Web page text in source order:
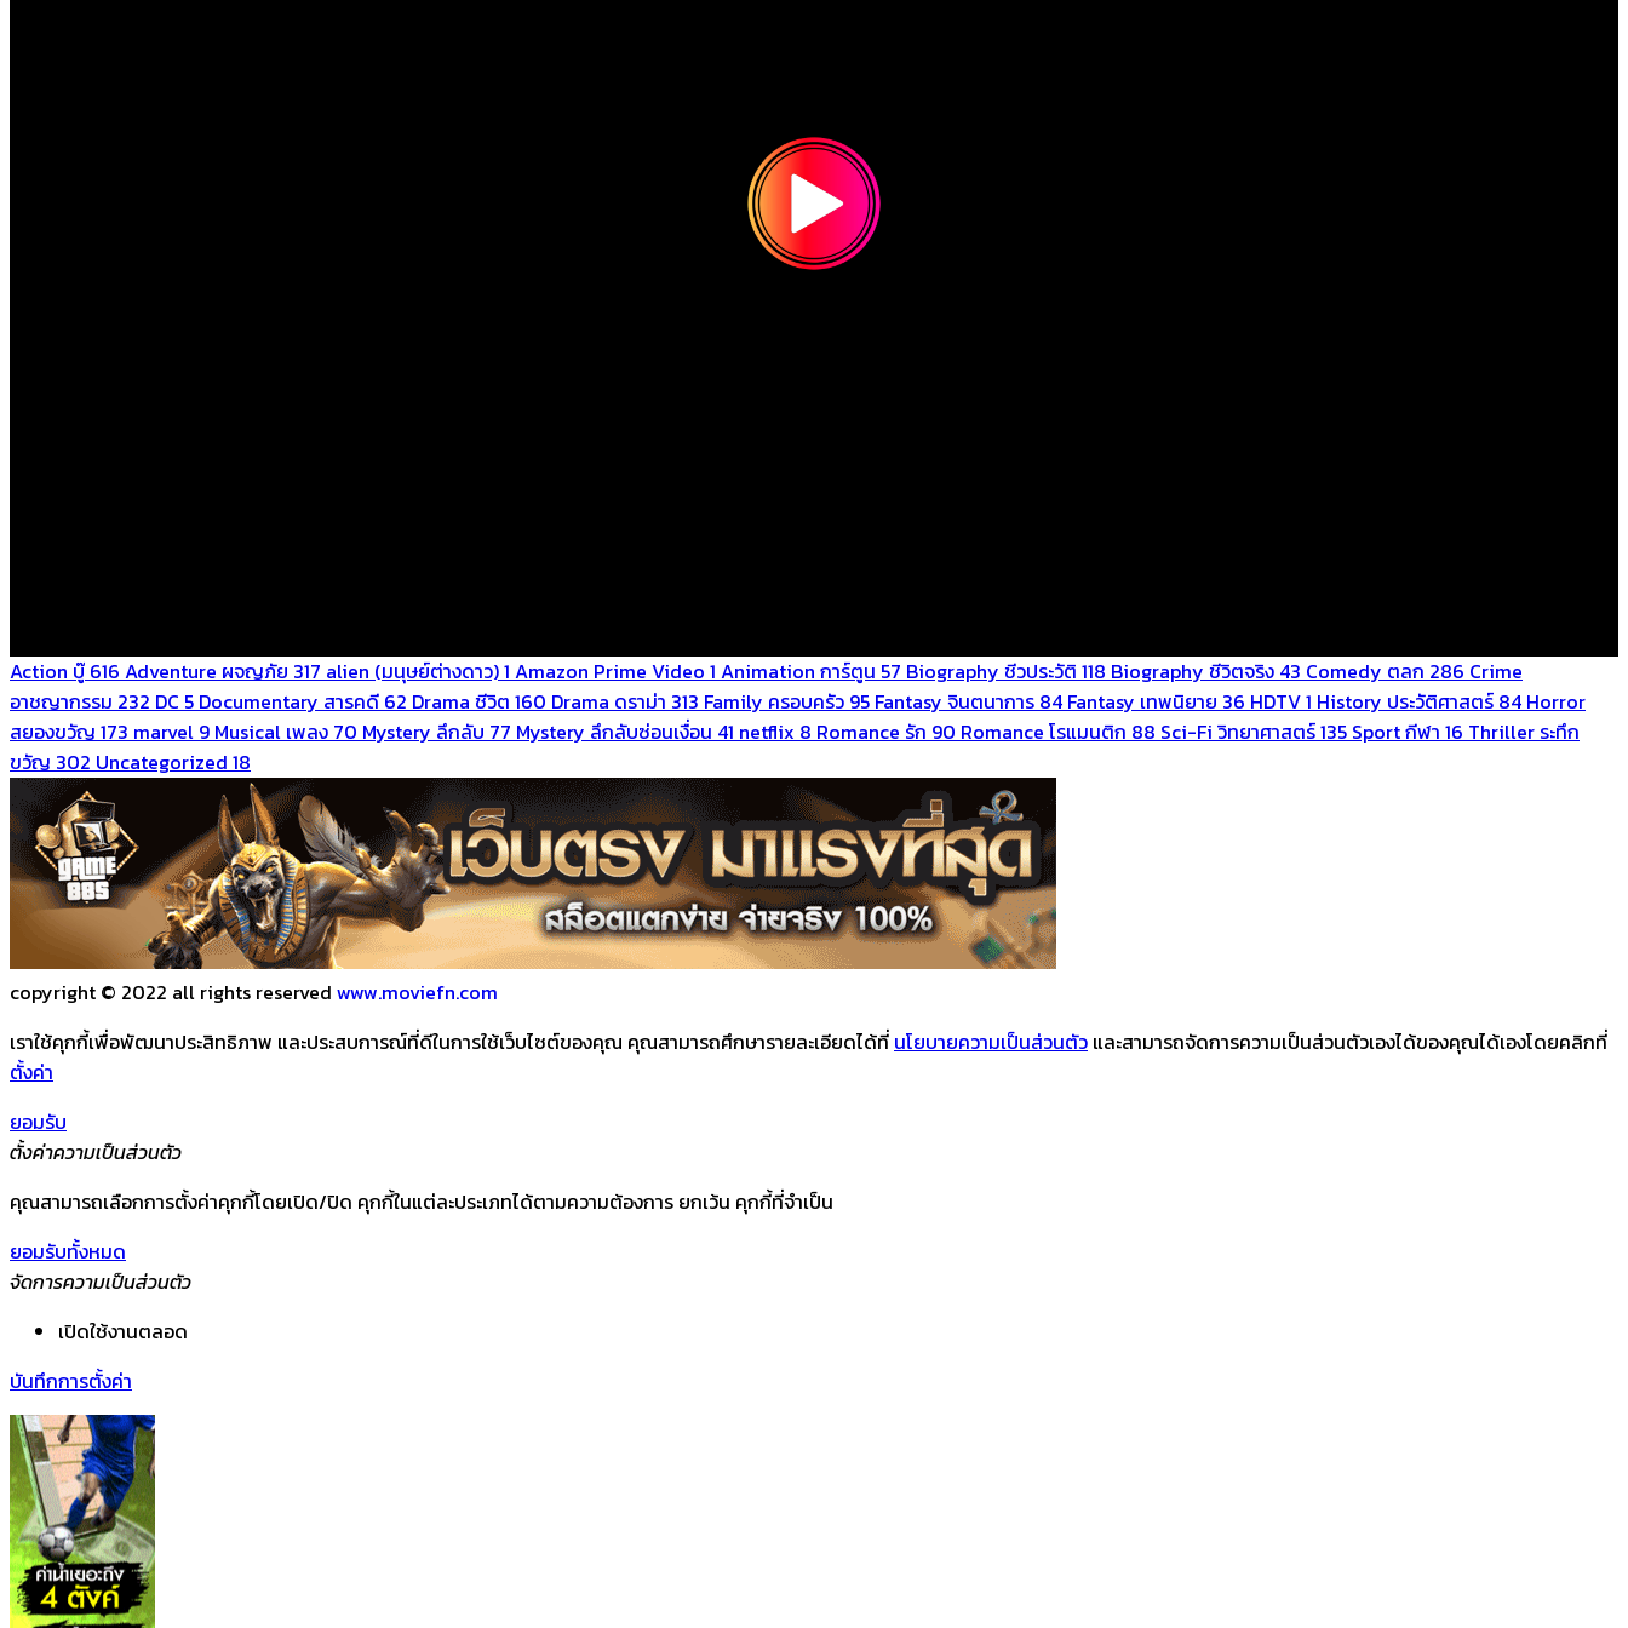
Action บู๊ 616 Adventure ผจญภัย 317 alien (มนุษย์ต่างดาว)1 Amazon Prime Video 1 Animation การ์ตูน 57 Biography ชีวประวัติ 118 Biography ชีวิตจริง 43 Comedy ตลก 286 Crime
อาชญากรรม 232 DC 5 Documentary สารคดี 62 Drama ชีวิต 160 Drama ดราม่า 313 Family ครอบครัว 95 Fantasy จินตนาการ 84 Fantasy เทพนิยาย 36 HDTV1 History ประวัติศาสตร์ 84 Horror
สยองขวัญ 173 marvel 9 Musical เพลง 70 Mystery ลึกลับ 77 Mystery ลึกลับซ่อนเงื่อน 41 netflix 8 Romance รัก 90 Romance โรแมนติก 88 Sci-Fi วิทยาศาสตร์135 Sport กีฬา 16 Thriller ระทึก
ขวัญ 302 Uncategorized 18
copyright © 2022 all rights reserved www.moviefn.com
เราใช้คุกกี้เพื่อพัฒนาประสิทธิภาพ และประสบการณ์ที่ดีในการใช้เว็บไซต์ของคุณ คุณสามารถศึกษารายละเอียดได้ที่ นโยบายความเป็นส่วนตัว และสามารถจัดการความเป็นส่วนตัวเองได้ของคุณได้เองโดยคลิกที่
ตั้งค่า
ยอมรับ
ตั้งค่าความเป็นส่วนตัว
คุณสามารถเลือกการตั้งค่าคุกกี้โดยเปิด/ปิด คุกกี้ในแต่ละประเภทได้ตามความต้องการ ยกเว้น คุกกี้ที่จำเป็น
ยอมรับทั้งหมด
จัดการความเป็นส่วนตัว
เปิดใช้งานตลอด
บันทึกการตั้งค่า